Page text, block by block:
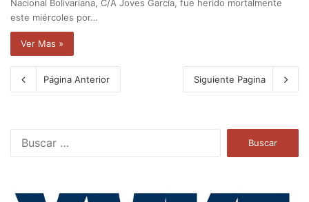
Nacional Bolivariana, C/A Joves García, fue herido mortalmente
este miércoles por…
Ver Mas »
Página Anterior Siguiente Pagina
a